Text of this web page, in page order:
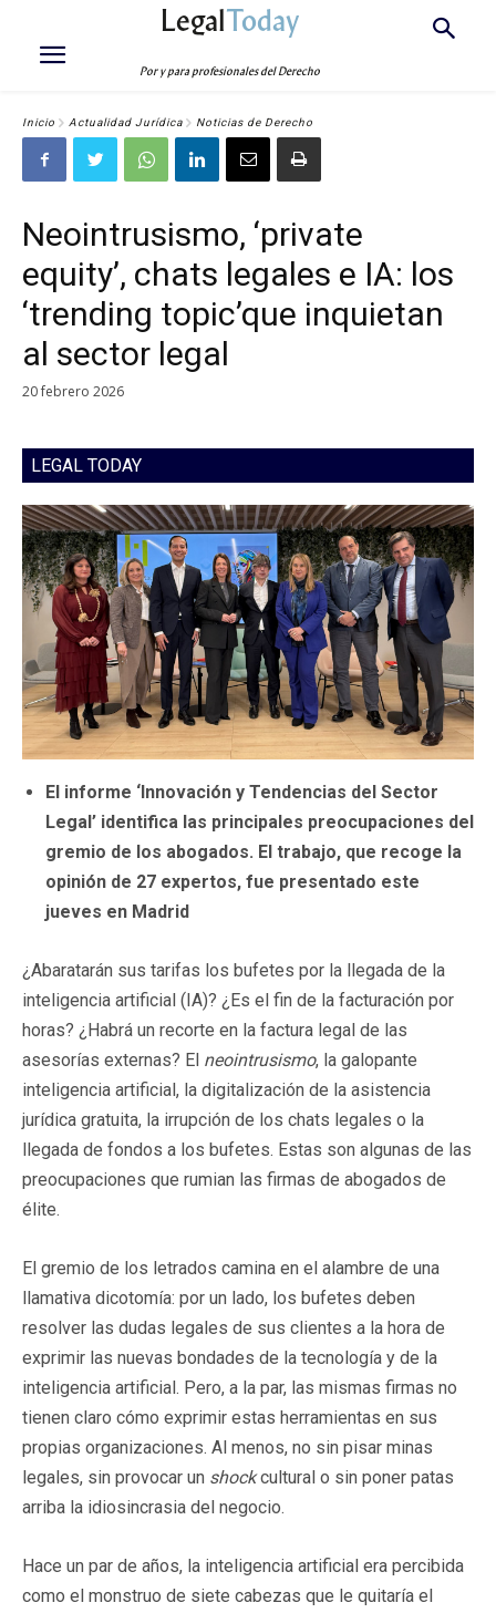
LegalToday
Por y para profesionales del Derecho
Inicio Actualidad Jurídica Noticias de Derecho
Neointrusismo, ‘private
equity’, chats legales e IA: los
‘trending topic’que inquietan
al sector legal
20 febrero 2026
LEGAL TODAY
El informe ‘Innovación y Tendencias del Sector
Legal’ identifica las principales preocupaciones del
gremio de los abogados. El trabajo, que recoge la
opinión de 27 expertos, fue presentado este
jueves en Madrid
¿Abaratarán sus tarifas los bufetes por la llegada de la
inteligencia artificial (IA)? ¿Es el fin de la facturación por
horas? ¿Habrá un recorte en la factura legal de las
asesorías externas? El neointrusismo, la galopante
inteligencia artificial, la digitalización de la asistencia
jurídica gratuita, la irrupción de los chats legales o la
llegada de fondos a los bufetes. Estas son algunas de las
preocupaciones que rumian las firmas de abogados de
élite.
El gremio de los letrados camina en el alambre de una
llamativa dicotomía: por un lado, los bufetes deben
resolver las dudas legales de sus clientes a la hora de
exprimir las nuevas bondades de la tecnología y de la
inteligencia artificial. Pero, a la par, las mismas firmas no
tienen claro cómo exprimir estas herramientas en sus
propias organizaciones. Al menos, no sin pisar minas
legales, sin provocar un shockcultural o sin poner patas
arriba la idiosincrasia del negocio.
Hace un par de años, la inteligencia artificial era percibida
como el monstruo de siete cabezas que le quitaría el